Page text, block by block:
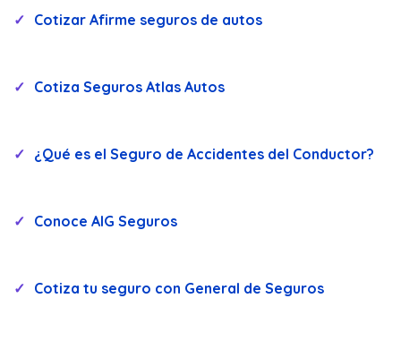
Cotizar Afirme seguros de autos
Cotiza Seguros Atlas Autos
¿Qué es el Seguro de Accidentes del Conductor?
Conoce AIG Seguros
Cotiza tu seguro con General de Seguros